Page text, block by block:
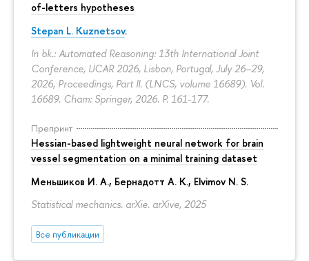
of-letters hypotheses
Stepan L. Kuznetsov.
In bk.: Automated Reasoning: 13th International Joint
Conference, IJCAR 2026, Lisbon, Portugal, July 26–29,
2026, Proceedings, Part II. (LNCS, volume 16689). Vol.
16689. Cham: Springer, 2026. P. 161-177.
Препринт
Hessian-based lightweight neural network for brain
vessel segmentation on a minimal training dataset
Меньшиков И. А., Бернадотт А. К., Elvimov N. S.
Statistical mechanics. arXie. arXive, 2025
Все публикации